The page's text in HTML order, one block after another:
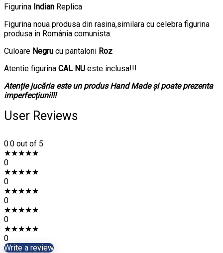
Figurina Indian Replica
Figurina noua produsa din rasina,similara cu celebra figurina
produsa in România comunista.
Culoare Negru cu pantaloni Roz
Atentie figurina CAL NU este inclusa!!!
Atenție jucăria este un produs Hand Made și poate prezenta
imperfecțiuni!!!
User Reviews
0.0 out of 5
★★★★★
0
★★★★★
0
★★★★★
0
★★★★★
0
★★★★★
0
Write a review